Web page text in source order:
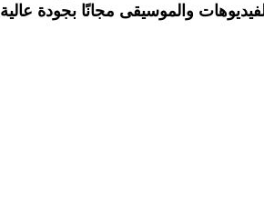
والموسيقى مجانًا بجودة عالية